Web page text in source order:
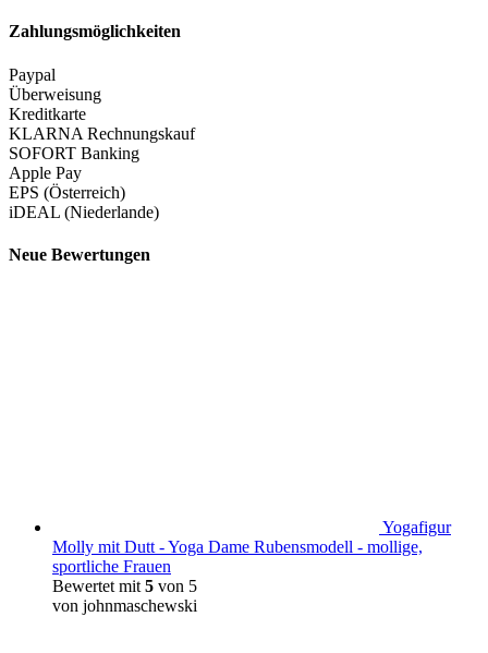
Zahlungsmöglichkeiten
Paypal
Überweisung
Kreditkarte
KLARNA Rechnungskauf
SOFORT Banking
Apple Pay
EPS (Österreich)
iDEAL (Niederlande)
Neue Bewertungen
Yogafigur
Molly mit Dutt - Yoga Dame Rubensmodell - mollige,
sportliche Frauen
Bewertet mit 5 von 5
von johnmaschewski